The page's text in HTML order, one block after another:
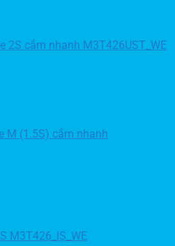
2S cắm nhanh M3T426UST_WE
M (1.5S) cắm nhanh
M3T426_IS_WE